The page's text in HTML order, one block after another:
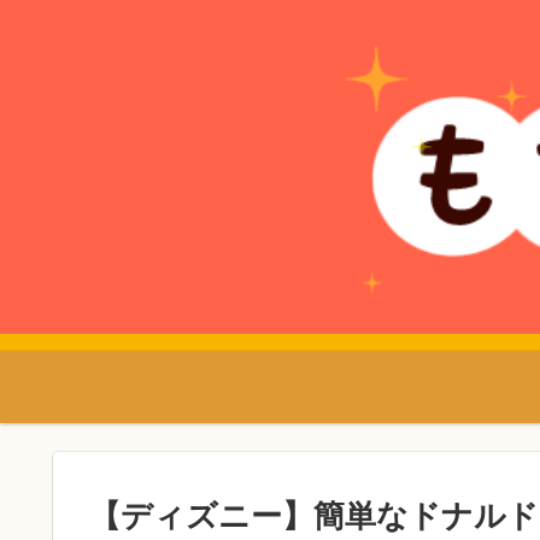
【ディズニー】簡単なドナル